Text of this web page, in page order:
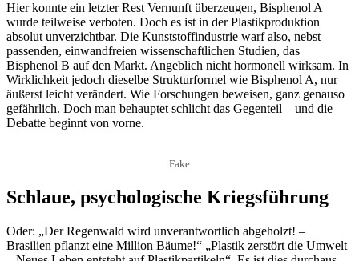
Hier konnte ein letzter Rest Vernunft überzeugen, Bisphenol A
wurde teilweise verboten. Doch es ist in der Plastikproduktion
absolut unverzichtbar. Die Kunststoffindustrie warf also, nebst
passenden, einwandfreien wissenschaftlichen Studien, das
Bisphenol B auf den Markt. Angeblich nicht hormonell wirksam. In
Wirklichkeit jedoch dieselbe Strukturformel wie Bisphenol A, nur
äußerst leicht verändert. Wie Forschungen beweisen, ganz genauso
gefährlich. Doch man behauptet schlicht das Gegenteil – und die
Debatte beginnt von vorne.
Fake
Schlaue, psychologische Kriegsführung
Oder: „Der Regenwald wird unverantwortlich abgeholzt! –
Brasilien pflanzt eine Million Bäume!“ „Plastik zerstört die Umwelt